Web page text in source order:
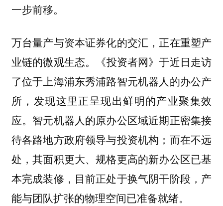
一步前移。
万台量产与资本证券化的交汇，正在重塑产
业链的微观生态。
《投资者网》于近日走访
了位于上海浦东秀浦路智元机器人的办公产
所，发现这里正呈现出鲜明的产业聚集效
应。智元机器人的原办公区域近期正密集接
待各路地方政府领导与投资机构；而在不远
处，其面积更大、规格更高的新办公区已基
本完成装修，目前正处于换气阴干阶段，产
能与团队扩张的物理空间已准备就绪。